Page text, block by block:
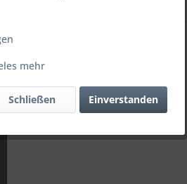
mehr
Einverstanden
Schließen